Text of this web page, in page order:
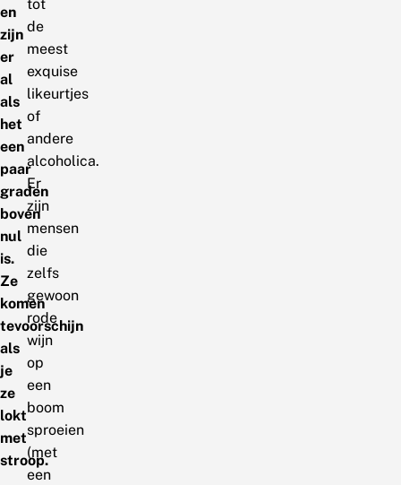
en
zijn
er
al
als
het
een
paar
graden
boven
nul
is.
Ze
komen
tevoorschijn
als
je
ze
lokt
met
stroop.
tot
de
meest
exquise
likeurtjes
of
andere
alcoholica.
Er
zijn
mensen
die
zelfs
gewoon
rode
wijn
op
een
boom
sproeien
(met
een